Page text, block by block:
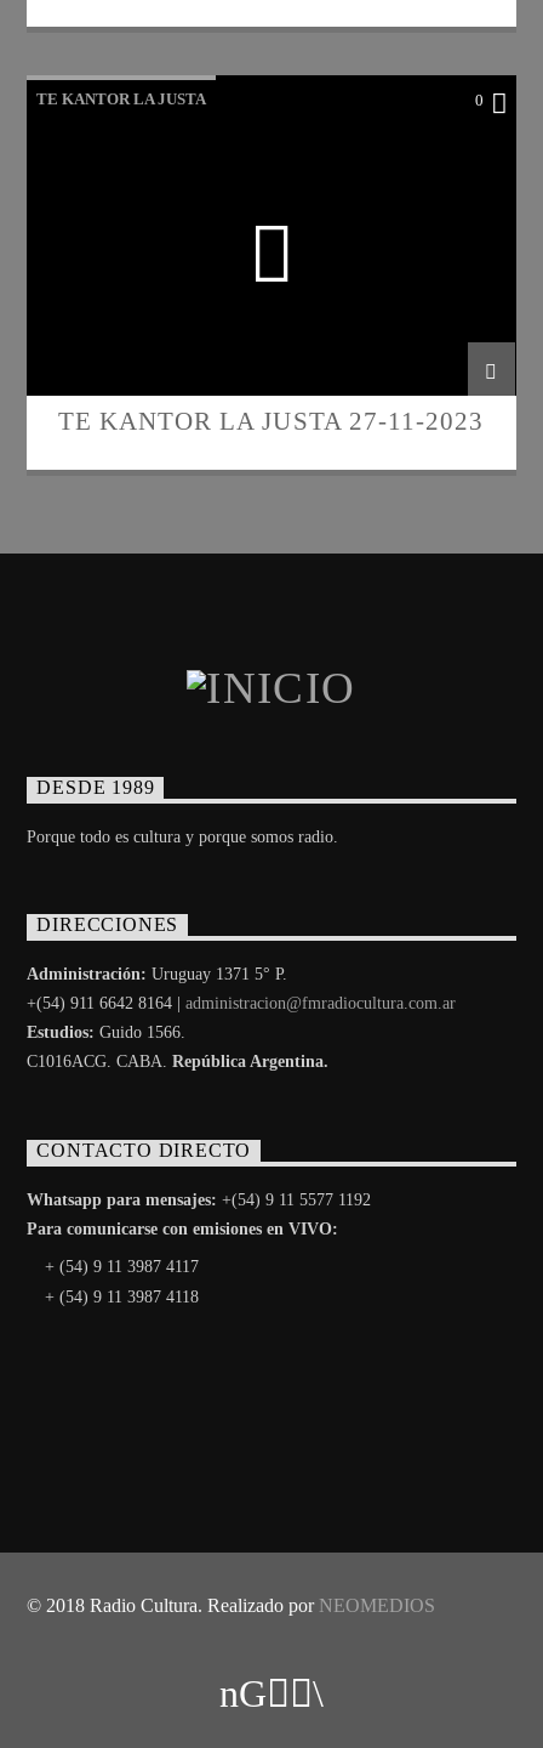
TE KANTOR LA JUSTA 0
TE KANTOR LA JUSTA 27-11-2023
DESDE 1989
Porque todo es cultura y porque somos radio.
DIRECCIONES
Administración: Uruguay 1371 5° P.
+(54) 911 6642 8164 |administracion@fmradiocultura.com.ar
Estudios: Guido 1566.
C1016ACG. CABA.República Argentina.
CONTACTO DIRECTO
Whatsapp para mensajes: +(54) 9 11 5577 1192
Para comunicarse con emisiones en VIVO:
+ (54) 9 11 3987 4117
+ (54) 9 11 3987 4118
© 2018 Radio Cultura. Realizado por NEOMEDIOS